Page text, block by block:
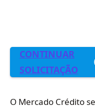
CONTINUAR
SOLICITAÇÃO
O Mercado Crédito